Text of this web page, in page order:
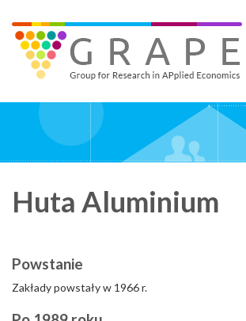
main
content
Huta Aluminium
Powstanie
Zakłady powstały w 1966 r.